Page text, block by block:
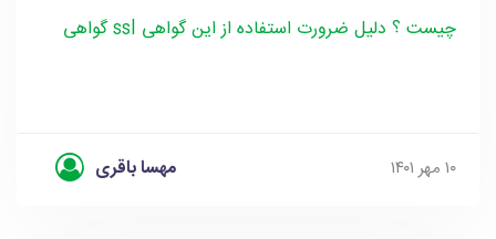
گواهی ssl چیست ؟ دلیل ضرورت استفاده از این گواهی
مهسا باقری ۱۰ مهر ۱۴۰۱